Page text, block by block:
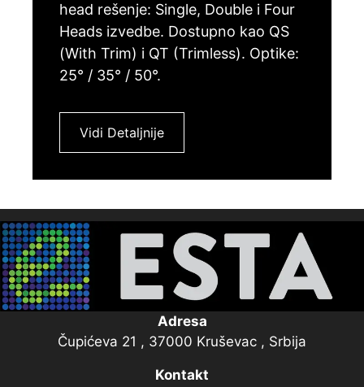
head rešenje: Single, Double i Four
Heads izvedbe. Dostupno kao QS
(With Trim) i QT (Trimless). Optike:
25° / 35° / 50°.
Vidi Detaljnije
Adresa
Čupićeva 21 , 37000 Kruševac , Srbija
Kontakt